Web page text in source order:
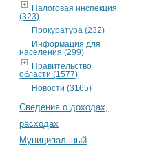
Налоговая инспекция
(323)
Прокуратура (232)
Информация для
населения (299)
Правительство
области (1577)
Новости (3165)
Сведения о доходах,
расходах
Муниципальный